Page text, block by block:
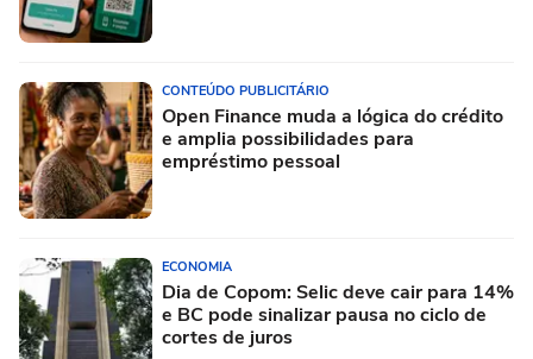
CONTEÚDO PUBLICITÁRIO
Open Finance muda a lógica do crédito
e amplia possibilidades para
empréstimo pessoal
ECONOMIA
Dia de Copom: Selic deve cair para 14%
e BC pode sinalizar pausa no ciclo de
cortes de juros